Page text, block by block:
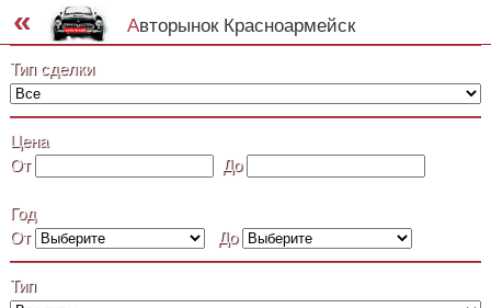
« Авторынок Красноармейск
Тип сделки
Цена
От
До
Год
От
До
Тип